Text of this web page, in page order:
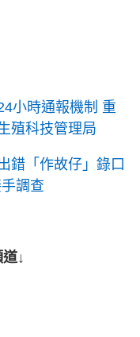
小時通報機制 重
殖科技管理局
錯「作故仔」錄口
調查
↓